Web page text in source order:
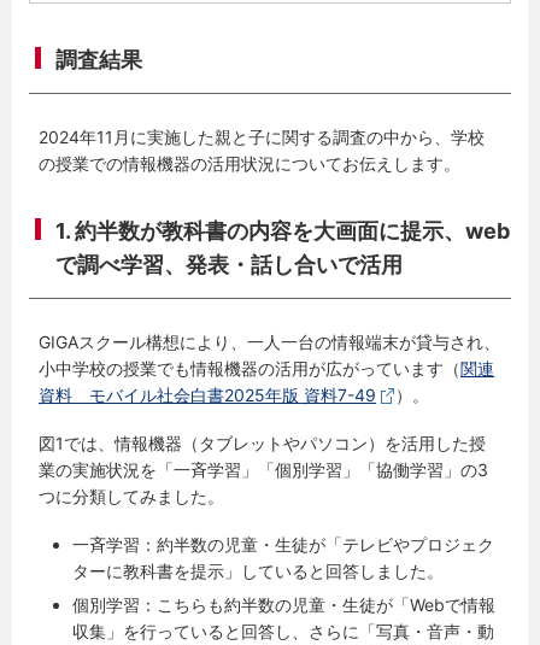
調査結果
2024年11月に実施した親と子に関する調査の中から、学校
の授業での情報機器の活用状況についてお伝えします。
1. 約半数が教科書の内容を大画面に提示、web
で調べ学習、発表・話し合いで活用
GIGAスクール構想により、一人一台の情報端末が貸与され、
小中学校の授業でも情報機器の活用が広がっています（関連
資料 モバイル社会白書2025年版 資料7-49
）。
図1では、情報機器（タブレットやパソコン）を活用した授
業の実施状況を「一斉学習」「個別学習」「協働学習」の3
つに分類してみました。
一斉学習：約半数の児童・生徒が「テレビやプロジェク
ターに教科書を提示」していると回答しました。
個別学習：こちらも約半数の児童・生徒が「Webで情報
収集」を行っていると回答し、さらに「写真・音声・動